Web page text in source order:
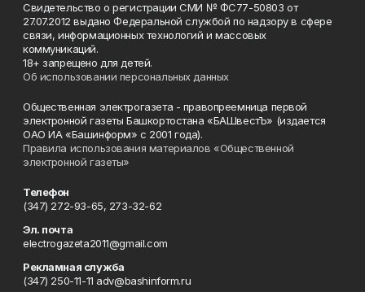
Свидетельство о регистрации СМИ № ФС77-50803 от
27.07.2012 выдано Федеральной службой по надзору в сфере
связи, информационных технологий и массовых
коммуникаций.
18+ запрещено для детей.
Об использовании персональных данных
Общественная электрогазета - правопреемница первой
электронной газеты Башкортостана «БАШвестЪ» (издается
ОАО ИА «Башинформ» с 2001 года).
Правила использования материалов «Общественной
электронной газеты»
Телефон
(347) 272-93-65, 273-32-62
Эл. почта
electrogazeta2011@gmail.com
Рекламная служба
(347) 250-11-11 adv@bashinform.ru